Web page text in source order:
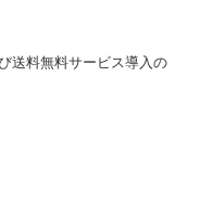
送料無料サービス導入の